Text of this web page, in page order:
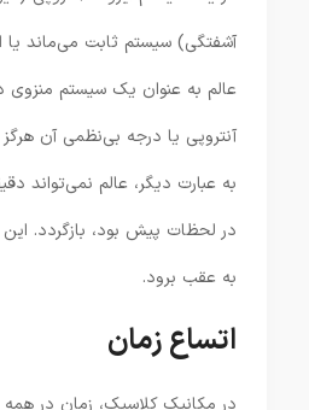
آشفتگی) سیستم ثابت می‌ماند یا
عالم به عنوان یک سیستم منزوی
آنتروپی یا درجه بی‌نظمی آن
به عبارت دیگر، عالم نمی‌تواند
در لحظات پیش بود، بازگردد.
به عقب برود.
اتساع زمان
در مکانیک کلاسیک، زمان در